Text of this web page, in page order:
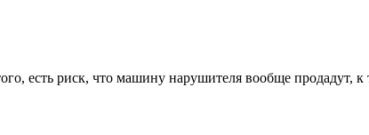
есть риск, что машину нарушителя вообще продадут, к